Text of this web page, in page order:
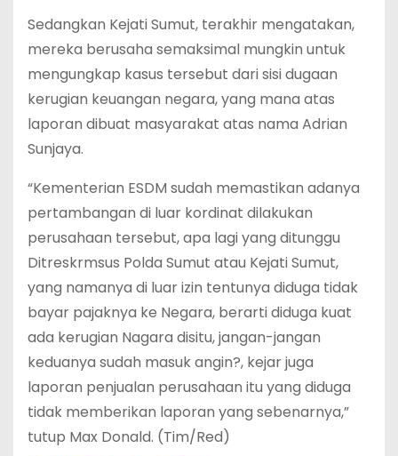
Sedangkan Kejati Sumut, terakhir mengatakan,
mereka berusaha semaksimal mungkin untuk
mengungkap kasus tersebut dari sisi dugaan
kerugian keuangan negara, yang mana atas
laporan dibuat masyarakat atas nama Adrian
Sunjaya.
“Kementerian ESDM sudah memastikan adanya
pertambangan di luar kordinat dilakukan
perusahaan tersebut, apa lagi yang ditunggu
Ditreskrmsus Polda Sumut atau Kejati Sumut,
yang namanya di luar izin tentunya diduga tidak
bayar pajaknya ke Negara, berarti diduga kuat
ada kerugian Nagara disitu, jangan-jangan
keduanya sudah masuk angin?, kejar juga
laporan penjualan perusahaan itu yang diduga
tidak memberikan laporan yang sebenarnya,”
tutup Max Donald. (Tim/Red)